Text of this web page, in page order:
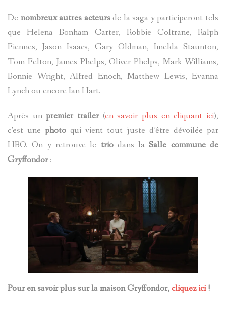
De nombreux autres acteursde la saga y participeront tels
que Helena Bonham Carter, Robbie Coltrane, Ralph
Fiennes, Jason Isaacs, Gary Oldman, Imelda Staunton,
Tom Felton, James Phelps, Oliver Phelps, Mark Williams,
Bonnie Wright, Alfred Enoch, Matthew Lewis, Evanna
Lynch ou encore Ian Hart.
Après unpremier trailer(en savoir plus en cliquant ici),
c’est une photo qui vient tout juste d’être dévoilée par
HBO. On y retrouve le triodans laSalle commune de
Gryffondor:
Pour en savoir plus sur la maison Gryffondor,cliquez ici!